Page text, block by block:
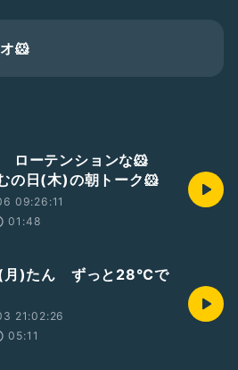
🐹
ーテンションな🐹
の日(木)の朝トーク🐹
09:26:11
01:48
)たん ずっと28℃で
21:02:26
05:11